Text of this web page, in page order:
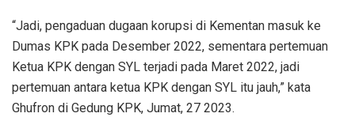
“Jadi, pengaduan dugaan korupsi di Kementan masuk ke
Dumas KPK pada Desember 2022, sementara pertemuan
Ketua KPK dengan SYL terjadi pada Maret 2022, jadi
pertemuan antara ketua KPK dengan SYL itu jauh,” kata
Ghufron di Gedung KPK, Jumat, 27 2023.